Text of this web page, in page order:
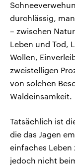
durchlässig,
– zwischen
Leben und Tod,
Wollen,
zweistelligen
von solchen
Waldeinsamkeit.
Tatsächlich ist
die das Jagen
einfaches
jedoch nicht